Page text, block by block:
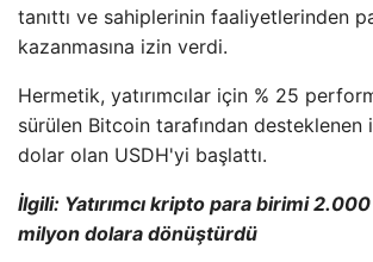
tanıttı ve sahiplerinin faaliyetlerinden
kazanmasına izin verdi.
Hermetik, yatırımcılar için % 25
sürülen Bitcoin tarafından desteklenen
dolar olan USDH'yi başlattı.
İlgili: Yatırımcı kripto para birimi
milyon dolara dönüştürdü